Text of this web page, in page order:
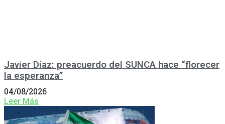
Javier Díaz: preacuerdo del SUNCA hace “florecer
la esperanza”
04/08/2026
Leer Más